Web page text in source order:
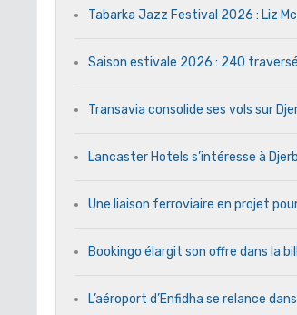
Tabarka Jazz Festival 2026 : Liz
Saison estivale 2026 : 240
Transavia consolide ses vols sur
Lancaster Hotels s’intéresse à
Une liaison ferroviaire en projet
Bookingo élargit son offre dans la
L’aéroport d’Enfidha se relance